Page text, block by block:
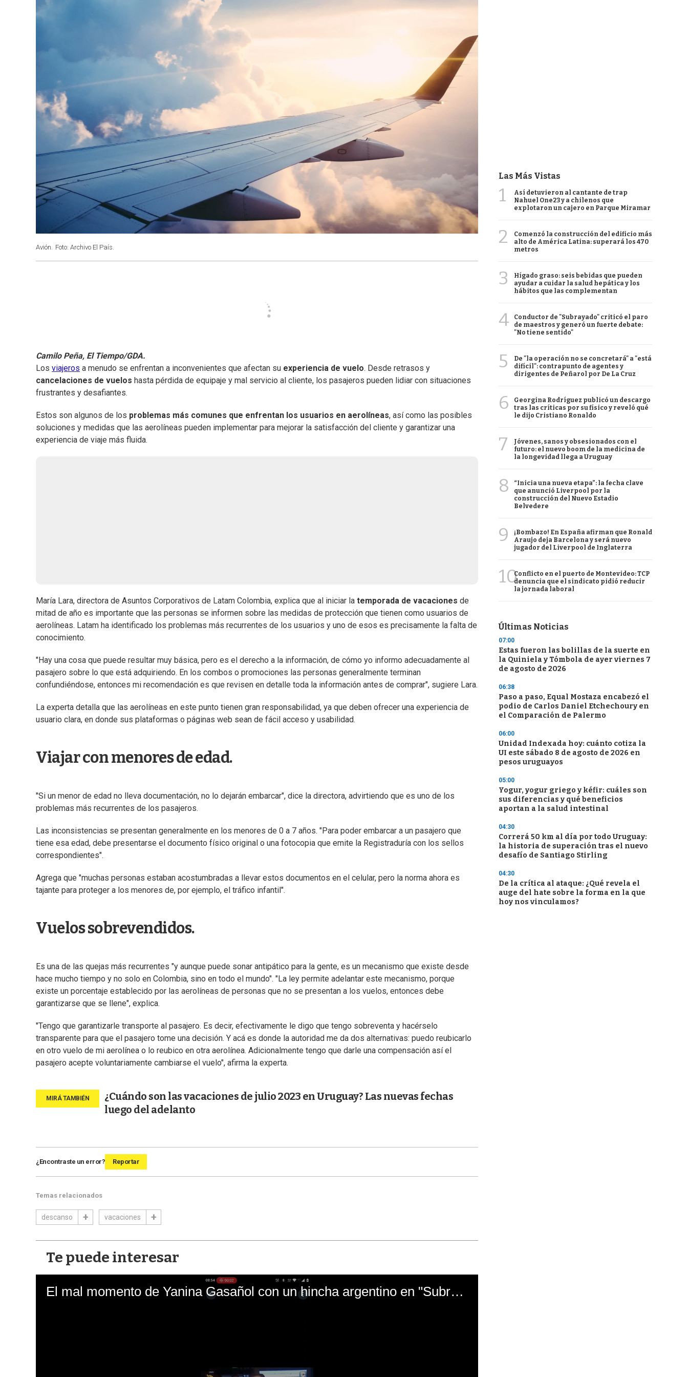
Avión. Foto: Archivo El País.
Camilo Peña, El Tiempo/GDA.
Los viajeros a menudo se enfrentan a inconvenientes que afectan su experiencia de vuelo. Desde retrasos y
cancelaciones de vuelos hasta pérdida de equipaje y mal servicio al cliente, los pasajeros pueden lidiar con situaciones
frustrantes y desafiantes.
Estos son algunos de los problemas más comunes que enfrentan los usuarios en aerolíneas, así como las posibles
soluciones y medidas que las aerolíneas pueden implementar para mejorar la satisfacción del cliente y garantizar una
experiencia de viaje más fluida.
María Lara, directora de Asuntos Corporativos de Latam Colombia, explica que al iniciar la temporada de vacaciones de
mitad de año es importante que las personas se informen sobre las medidas de protección que tienen como usuarios de
aerolíneas. Latam ha identificado los problemas más recurrentes de los usuarios y uno de esos es precisamente la falta de
conocimiento.
"Hay una cosa que puede resultar muy básica, pero es el derecho a la información, de cómo yo informo adecuadamente al
pasajero sobre lo que está adquiriendo. En los combos o promociones las personas generalmente terminan
confundiéndose, entonces mi recomendación es que revisen en detalle toda la información antes de comprar", sugiere Lara.
La experta detalla que las aerolíneas en este punto tienen gran responsabilidad, ya que deben ofrecer una experiencia de
usuario clara, en donde sus plataformas o páginas web sean de fácil acceso y usabilidad.
Viajar con menores de edad.
"Si un menor de edad no lleva documentación, no lo dejarán embarcar", dice la directora, advirtiendo que es uno de los
problemas más recurrentes de los pasajeros.
Las inconsistencias se presentan generalmente en los menores de 0 a 7 años. "Para poder embarcar a un pasajero que
tiene esa edad, debe presentarse el documento físico original o una fotocopia que emite la Registraduría con los sellos
correspondientes".
Agrega que "muchas personas estaban acostumbradas a llevar estos documentos en el celular, pero la norma ahora es
tajante para proteger a los menores de, por ejemplo, el tráfico infantil".
Vuelos sobrevendidos.
Es una de las quejas más recurrentes "y aunque puede sonar antipático para la gente, es un mecanismo que existe desde
hace mucho tiempo y no solo en Colombia, sino en todo el mundo". "La ley permite adelantar este mecanismo, porque
existe un porcentaje establecido por las aerolíneas de personas que no se presentan a los vuelos, entonces debe
garantizarse que se llene", explica.
"Tengo que garantizarle transporte al pasajero. Es decir, efectivamente le digo que tengo sobreventa y hacérselo
transparente para que el pasajero tome una decisión. Y acá es donde la autoridad me da dos alternativas: puedo reubicarlo
en otro vuelo de mi aerolínea o lo reubico en otra aerolínea. Adicionalmente tengo que darle una compensación así el
pasajero acepte voluntariamente cambiarse el vuelo", afirma la experta.
¿Cuándo son las vacaciones de julio 2023 en Uruguay? Las nuevas fechas
luego del adelanto
¿Encontraste un error? Reportar
Temas relacionados
descanso vacaciones
Te puede interesar
El mal momento de Yanina Gasañol con un hincha argentino en "Subrayado"
Las Más Vistas
1
Así detuvieron al cantante de trap
Nahuel One23 y a chilenos que
explotaron un cajero en Parque Miramar
2
Comenzó la construcción del edificio más
alto de América Latina: superará los 470
metros
3
Hígado graso: seis bebidas que pueden
ayudar a cuidar la salud hepática y los
hábitos que las complementan
4
Conductor de "Subrayado" criticó el paro
de maestros y generó un fuerte debate:
"No tiene sentido"
5
De "la operación no se concretará" a "está
difícil": contrapunto de agentes y
dirigentes de Peñarol por De La Cruz
6
Georgina Rodríguez publicó un descargo
tras las críticas por su físico y reveló qué
le dijo Cristiano Ronaldo
7
Jóvenes, sanos y obsesionados con el
futuro: el nuevo boom de la medicina de
la longevidad llega a Uruguay
8
“Inicia una nueva etapa”: la fecha clave
que anunció Liverpool por la
construcción del Nuevo Estadio
Belvedere
9
¡Bombazo! En España afirman que Ronald
Araujo deja Barcelona y será nuevo
jugador del Liverpool de Inglaterra
10Conflicto en el puerto de Montevideo: TCP
denuncia que el sindicato pidió reducir
la jornada laboral
Últimas Noticias
07:00
Estas fueron las bolillas de la suerte en
la Quiniela y Tómbola de ayer viernes 7
de agosto de 2026
06:38
Paso a paso, Equal Mostaza encabezó el
podio de Carlos Daniel Etchechoury en
el Comparación de Palermo
06:00
Unidad Indexada hoy: cuánto cotiza la
UI este sábado 8 de agosto de 2026 en
pesos uruguayos
05:00
Yogur, yogur griego y kéfir: cuáles son
sus diferencias y qué beneficios
aportan a la salud intestinal
04:30
Correrá 50 km al día por todo Uruguay:
la historia de superación tras el nuevo
desafío de Santiago Stirling
04:30
De la crítica al ataque: ¿Qué revela el
auge del hate sobre la forma en la que
hoy nos vinculamos?